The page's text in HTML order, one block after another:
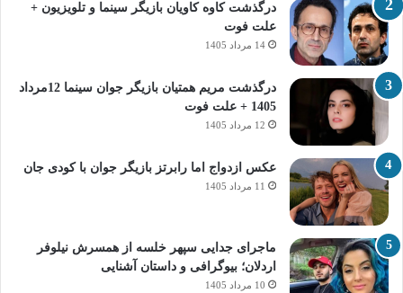
درگذشت کاوه کاویان بازیگر سینما و تلویزیون +
علت فوت
14 مرداد 1405
درگذشت مریم همتیان بازیگر جوان سینما 12مرداد
1405 + علت فوت
12 مرداد 1405
عکس ازدواج اما رابرتز بازیگر جوان با کودی جان
11 مرداد 1405
ماجرای جدایی سپهر خلسه از همسرش نیلوفر
اردلان؛ بیوگرافی و داستان آشنایی
10 مرداد 1405